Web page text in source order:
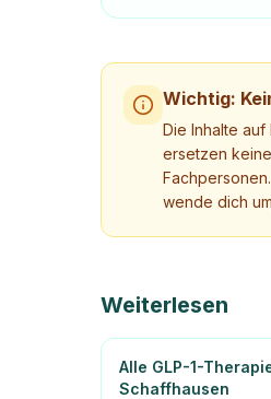
Wichtig:
Die Inhalte
ersetzen
wende dich
Weiterlesen
Alle GLP-1-
Schaffhausen